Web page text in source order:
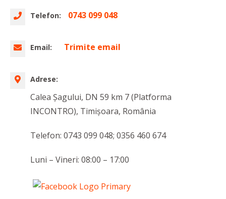
Telefon: 0743 099 048
Email: Trimite email
Adrese:
Calea Şagului, DN 59 km 7 (Platforma
INCONTRO), Timişoara, România
Telefon: 0743 099 048; 0356 460 674
Luni – Vineri: 08:00 – 17:00